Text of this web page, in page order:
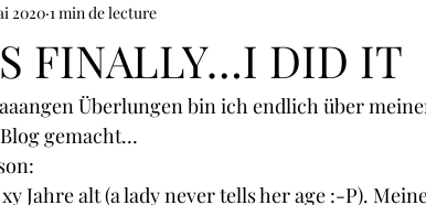
FINALLY…I DID IT
2020 1 min de lecture
Überlungen bin ich endlich über
gemacht…
Jahre alt (a lady never tells her age :-P).